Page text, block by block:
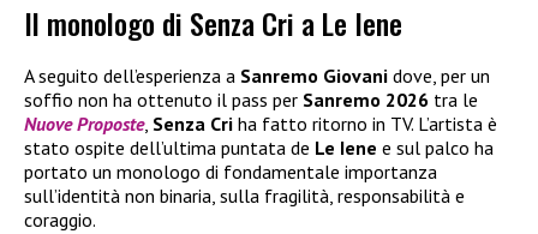
Il monologo di Senza Cri a Le Iene
A seguito dell’esperienza a Sanremo Giovani dove, per un
soffio non ha ottenuto il pass per Sanremo 2026 tra le
Nuove Proposte, Senza Cri ha fatto ritorno in TV. L’artista è
stato ospite dell’ultima puntata de Le Iene e sul palco ha
portato un monologo di fondamentale importanza
sull’identità non binaria, sulla fragilità, responsabilità e
coraggio.